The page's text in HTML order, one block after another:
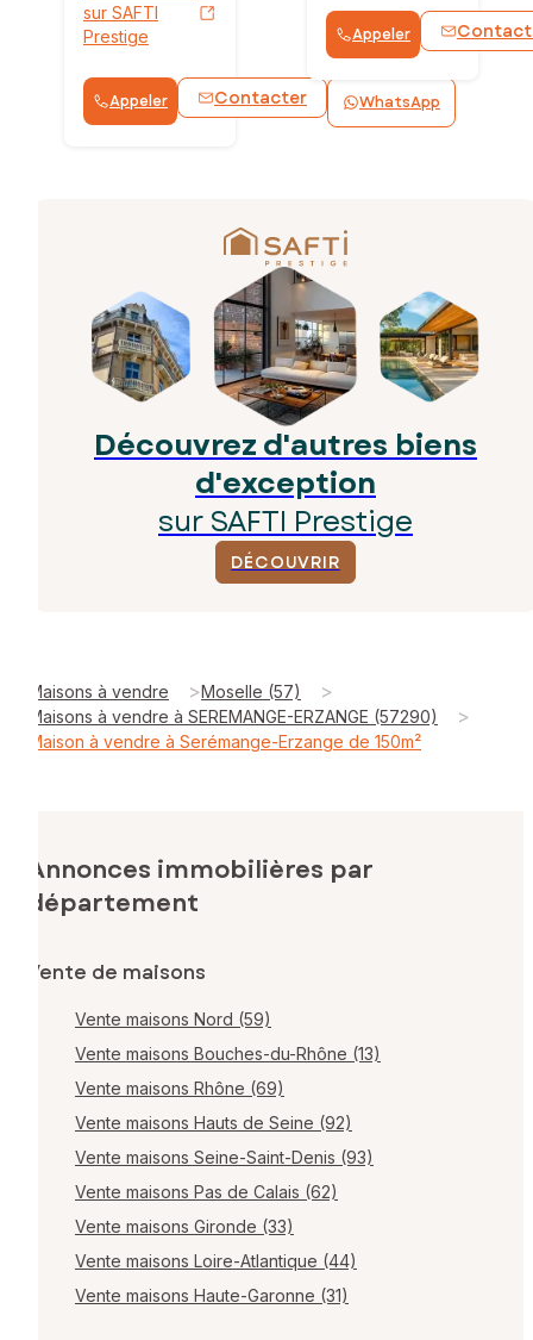
sur SAFTI
Prestige
Appeler Contacter WhatsApp
Appeler
Découvrez d'autres biens
d'exception
sur SAFTI Prestige
DÉCOUVRIR
Maisons à vendre >Moselle (57) >
Maisons à vendre à SEREMANGE-ERZANGE (57290) >
Maison à vendre à Serémange-Erzange de 150m²
Annonces immobilières par
département
Vente de maisons
Vente maisons Nord (59)
Vente maisons Bouches-du-Rhône (13)
Vente maisons Rhône (69)
Vente maisons Hauts de Seine (92)
Vente maisons Seine-Saint-Denis (93)
Vente maisons Pas de Calais (62)
Vente maisons Gironde (33)
Vente maisons Loire-Atlantique (44)
Vente maisons Haute-Garonne (31)